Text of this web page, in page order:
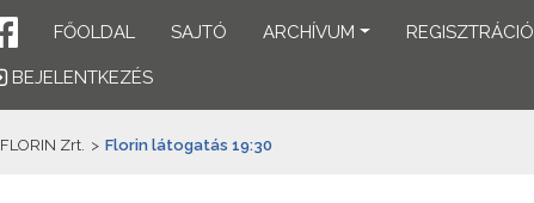
FŐOLDAL SAJTÓ ARCHÍVUM REGISZTRÁCIÓ
BEJELENTKEZÉS
FLORIN Zrt. > Florin látogatás 19:30